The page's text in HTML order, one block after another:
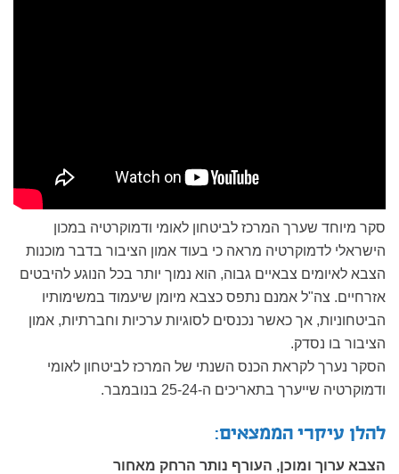
סקר מיוחד שערך המרכז לביטחון לאומי ודמוקרטיה במכון
הישראלי לדמוקרטיה מראה כי בעוד אמון הציבור בדבר מוכנות
הצבא לאיומים צבאיים גבוה, הוא נמוך יותר בכל הנוגע להיבטים
אזרחיים. צה"ל אמנם נתפס כצבא מיומן שיעמוד במשימותיו
הביטחוניות, אך כאשר נכנסים לסוגיות ערכיות וחברתיות, אמון
הציבור בו נסדק.
הסקר נערך לקראת הכנס השנתי של המרכז לביטחון לאומי
ודמוקרטיה שייערך בתאריכים ה-25-24 בנובמבר.
להלן עיקרי הממצאים:
הצבא ערוך ומוכן, העורף נותר הרחק מאחור